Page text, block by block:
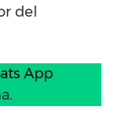
del
App